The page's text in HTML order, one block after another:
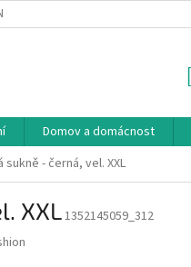
Domov a domácnost
- černá, vel. XXL
XXL1352145059_312